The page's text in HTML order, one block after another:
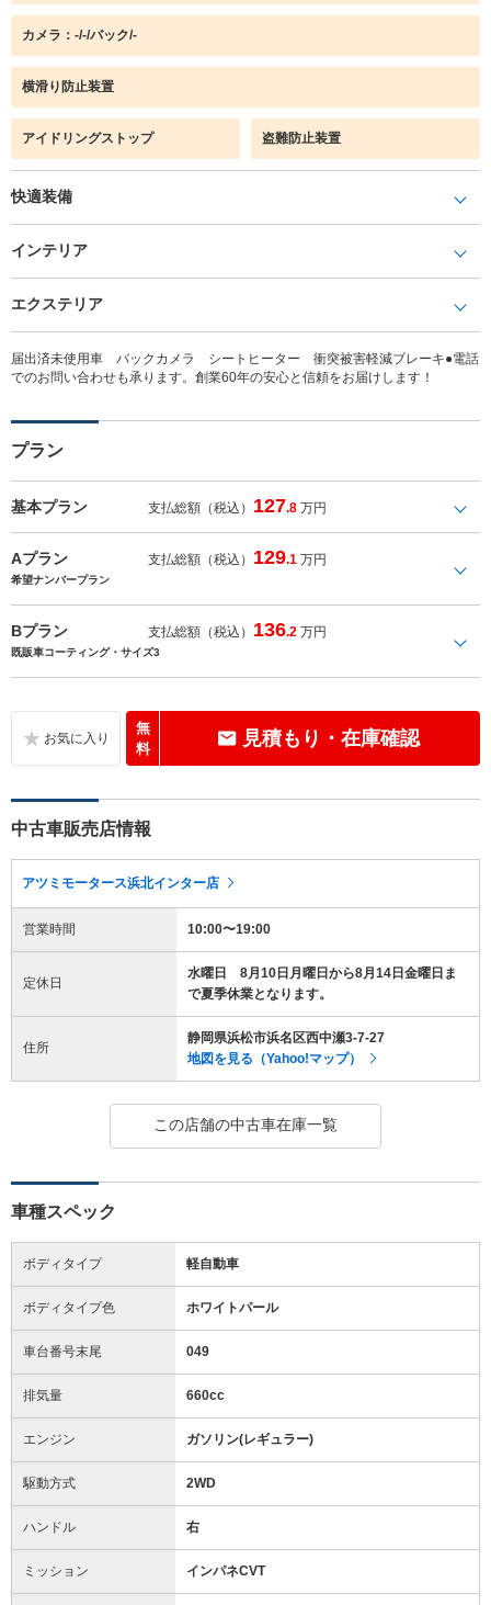
カメラ：-/-/バック/-
横滑り防止装置
アイドリングストップ 盗難防止装置
快適装備
インテリア
エクステリア
届出済未使用車 バックカメラ シートヒーター 衝突被害軽減ブレーキ●電話
でのお問い合わせも承ります。創業60年の安心と信頼をお届けします！
プラン
基本プラン 支払総額（税込） 127.8 万円
Aプラン 支払総額（税込） 129.1 万円
希望ナンバープラン
Bプラン 支払総額（税込） 136.2 万円
既販車コーティング・サイズ3
無
料
見積もり・在庫確認
中古車販売店情報
アツミモータース浜北インター店
営業時間 10:00〜19:00
定休日
水曜日 8月10日月曜日から8月14日金曜日ま
で夏季休業となります。
住所
静岡県浜松市浜名区西中瀬3-7-27
地図を見る（Yahoo!マップ）
この店舗の中古車在庫一覧
車種スペック
ボディタイプ 軽自動車
ボディタイプ色 ホワイトパール
車台番号末尾 049
排気量 660cc
エンジン ガソリン(レギュラー)
駆動方式 2WD
ハンドル 右
ミッション インパネCVT